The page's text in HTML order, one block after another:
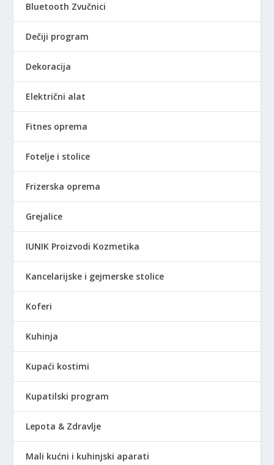
Bluetooth Zvučnici
Dečiji program
Dekoracija
Električni alat
Fitnes oprema
Fotelje i stolice
Frizerska oprema
Grejalice
IUNIK Proizvodi Kozmetika
Kancelarijske i gejmerske stolice
Koferi
Kuhinja
Kupaći kostimi
Kupatilski program
Lepota & Zdravlje
Mali kućni i kuhinjski aparati